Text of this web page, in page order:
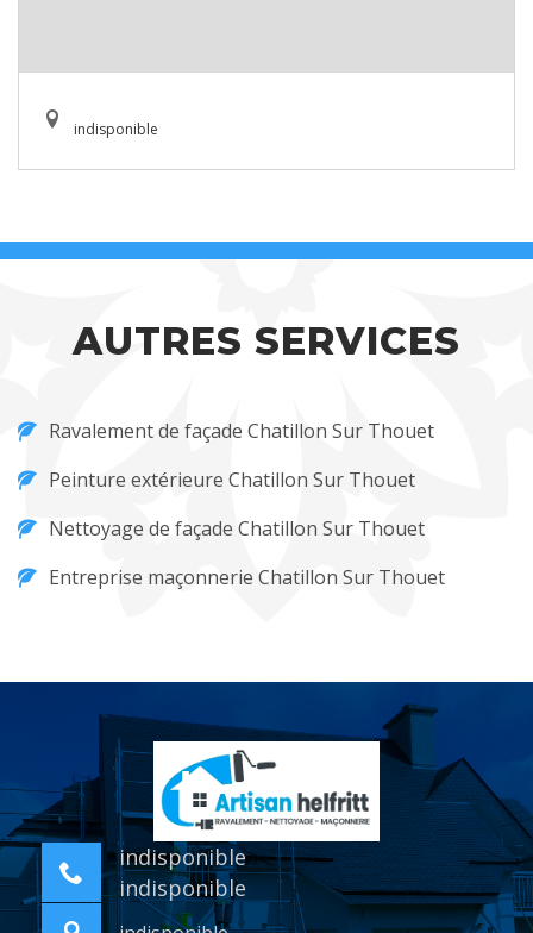
indisponible
AUTRES SERVICES
Ravalement de façade Chatillon Sur Thouet
Peinture extérieure Chatillon Sur Thouet
Nettoyage de façade Chatillon Sur Thouet
Entreprise maçonnerie Chatillon Sur Thouet
indisponible
indisponible